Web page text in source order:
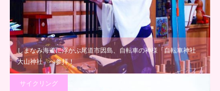
しまなみ海道に浮かぶ尾道市因島、自転車の神様「自転車神社
大山神社」へ参拝！
サイクリング